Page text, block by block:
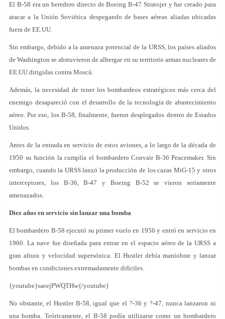
El B-58 era un heredero directo de Boeing B-47 Stratojet y fue creado para
atacar a la Unión Soviética despegando de bases aéreas aliadas ubicadas
fuera de EE.UU.
Sin embargo, debido a la amenaza potencial de la URSS, los países aliados
de Washington se abstuvieron de albergar en su territorio armas nucleares de
EE.UU.dirigidas contra Moscú.
Además, la necesidad de tener los bombardeos estratégicos más cerca del
enemigo desapareció con el desarrollo de la tecnología de abastecimiento
aéreo. Por eso, los B-58, finalmente, fueron desplegados dentro de Estados
Unidos.
Antes de la entrada en servicio de estos aviones, a lo largo de la década de
1950 su función la cumplía el bombardero Convair B-36 Peacemaker. Sin
embargo, cuando la URSS lanzó la producción de los cazas MiG-15 y otros
interceptores, los B-36, B-47 y Boeing B-52 se vieron seriamente
amenazados.
Diez años en servicio sin lanzar una bomba
El bombardero B-58 ejecutó su primer vuelo en 1956 y entró en servicio en
1960. La nave fue diseñada para entrar en el espacio aéreo de la URSS a
gran altura y velocidad supersónica. El Hustler debía maniobrar y lanzar
bombas en condiciones extremadamente difíciles.
{youtube}saeejPWQTHw{/youtube}
No obstante, el Hustler B-58, igual que el ?-36 y ?-47, nunca lanzaron ni
una bomba. Teóricamente, el B-58 podía utilizarse como un bombardero